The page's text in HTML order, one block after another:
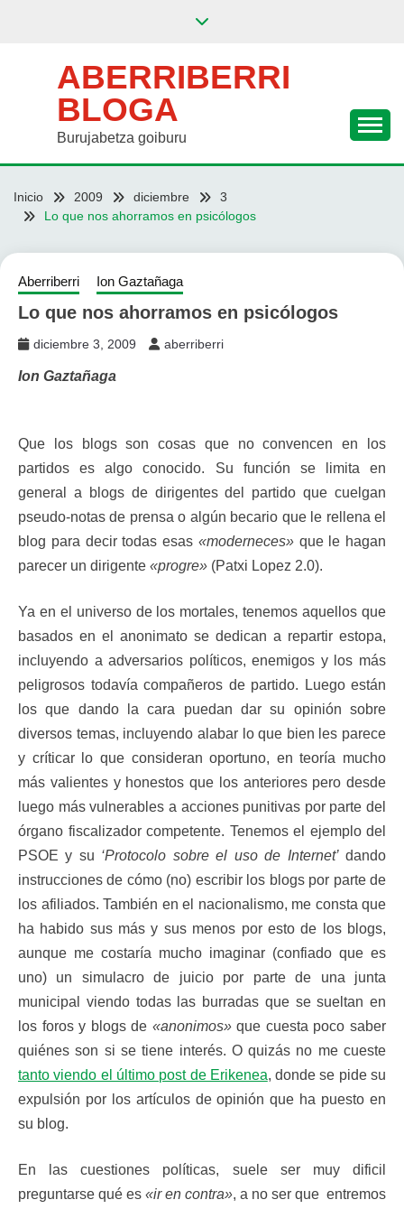
ABERRIBERRI
BLOGA
Burujabetza goiburu
Inicio 2009 diciembre
3
Lo que nos ahorramos en psicólogos
Aberriberri Ion Gaztañaga
Lo que nos ahorramos en psicólogos
diciembre 3, 2009 aberriberri
Ion Gaztañaga
Que los blogs son cosas que no convencen en los
partidos es algo conocido. Su función se limita en
general a blogs de dirigentes del partido que cuelgan
pseudo-notas de prensa o algún becario que le rellena el
blog para decir todas esas «moderneces»que le hagan
parecer un dirigente «progre» (Patxi Lopez 2.0).
Ya en el universo de los mortales, tenemos aquellos que
basados en el anonimato se dedican a repartir estopa,
incluyendo a adversarios políticos, enemigos y los más
peligrosos todavía compañeros de partido. Luego están
los que dando la cara puedan dar su opinión sobre
diversos temas, incluyendo alabar lo que bien les parece
y críticar lo que consideran oportuno, en teoría mucho
más valientes y honestos que los anteriores pero desde
luego más vulnerables a acciones punitivas por parte del
órgano fiscalizador competente. Tenemos el ejemplo del
PSOE y su ‘Protocolo sobre el uso de Internet’dando
instrucciones de cómo (no) escribir los blogs por parte de
los afiliados. También en el nacionalismo, me consta que
ha habido sus más y sus menos por esto de los blogs,
aunque me costaría mucho imaginar (confiado que es
uno) un simulacro de juicio por parte de una junta
municipal viendo todas las burradas que se sueltan en
los foros y blogs de «anonimos»que cuesta poco saber
quiénes son si se tiene interés. O quizás no me cueste
tanto viendo el último post de Erikenea, donde se pide su
expulsión por los artículos de opinión que ha puesto en
su blog.
En las cuestiones políticas, suele ser muy dificil
preguntarse qué es «ir en contra», a no ser que entremos